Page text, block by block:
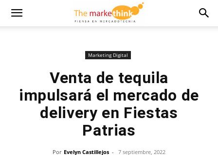
Marketing Digital
Venta de tequila
impulsará el mercado de
delivery en Fiestas
Patrias
Por Evelyn Castillejos - 7 septiembre, 2022